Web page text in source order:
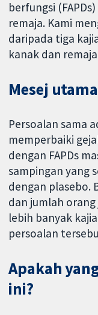
berfungsi
remaja. Kami
daripada tiga
kanak dan
Mesej utama
Persoalan sama
memperbaiki
dengan FAPDs
sampingan yang
dengan plasebo.
dan jumlah
lebih banyak
persoalan
Apakah
ini?